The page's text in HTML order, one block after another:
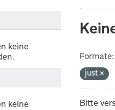
keine
keine
Formate:
just
Bitte